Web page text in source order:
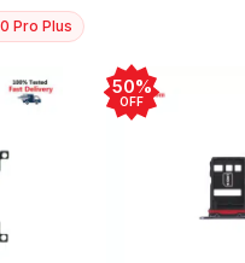
Pro Plus
50%
OFF